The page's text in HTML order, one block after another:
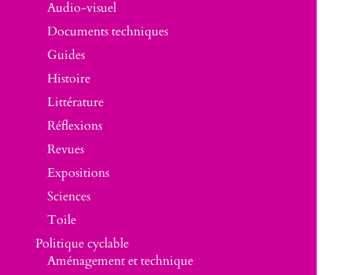
Audio-visuel
Documents techniques
Guides
Histoire
Littérature
Réflexions
Revues
Expositions
Sciences
Toile
Politique cyclable
Aménagement et technique